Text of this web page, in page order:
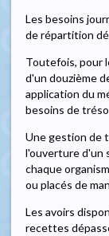
Les besoins
de répartition
Toutefois, pour
d'un douzième
application du
besoins de
Une gestion de
l'ouverture d'un
chaque
ou placés de
Les avoirs
recettes